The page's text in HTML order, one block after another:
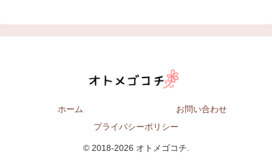
ホーム
お問い合わせ
プライバシーポリシー
© 2018-2026 オトメゴコチ.